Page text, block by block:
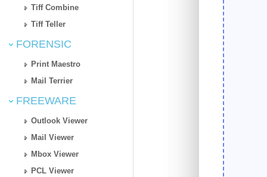
Tiff Combine
Tiff Teller
FORENSIC
Print Maestro
Mail Terrier
FREEWARE
Outlook Viewer
Mail Viewer
Mbox Viewer
PCL Viewer